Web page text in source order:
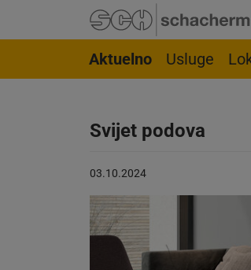
Idi na navigaciju
Idi na stranicu pretrage
Idi na glavni sadržaj
Idi na podnožje
Aktuelno Usluge
Svijet podova
Objava
dana:
03.10.2024
03.10.2024